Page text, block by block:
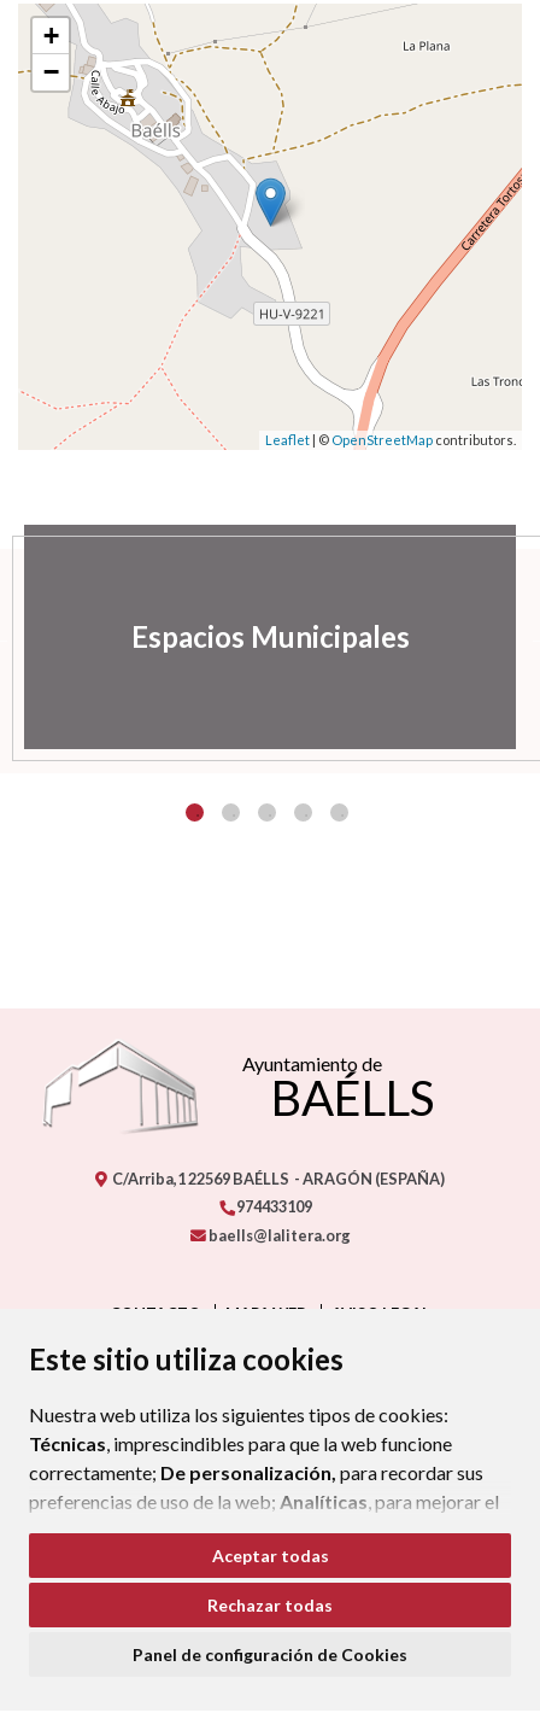
Este sitio utiliza cookies
Nuestra web utiliza los siguientes tipos de cookies:
Técnicas, imprescindibles para que la web funcione
correctamente; De personalización, para recordar sus
preferencias de uso de la web; Analíticas, para mejorar el
funcionamiento de la web y sus servicios.
Si acepta pulsando el botón“Aceptar todas”
consideramos que acepta su uso. Si pulsa el botón
ninguna acción, se guardarán las cookies técnicas
Aceptar todas
Rechazar todas
Panel de configuración de Cookies
+
−
Leaflet | © OpenStreetMap contributors.
Espacios Municipales
Ayuntamiento de
BAÉLLS
C/Arriba,122569BAÉLLS - ARAGÓN (ESPAÑA)
974433109
baells@lalitera.org
CONTACTO MAPA WEB
AVISO LEGAL
PROTECCIÓN DE DATOS
POLÍTICA DE COOKIES